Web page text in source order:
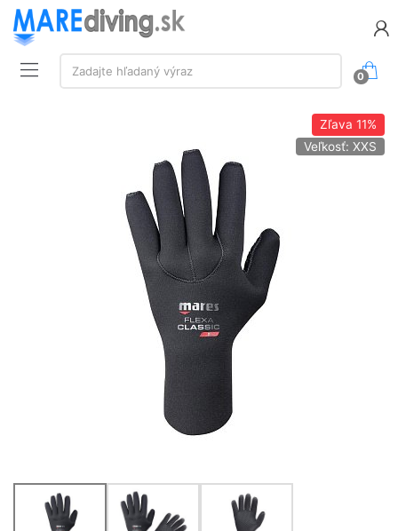
Vyhľadávanie:
Zadajte hľadaný výraz
0
Zľava 11%
Veľkosť: XXS